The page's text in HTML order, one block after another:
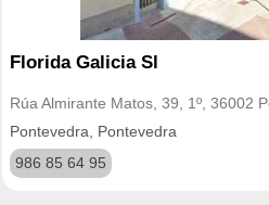
Florida Galicia Sl
Rúa Almirante Matos, 39, 1º, 36002
Pontevedra, Pontevedra
986 85 64 95